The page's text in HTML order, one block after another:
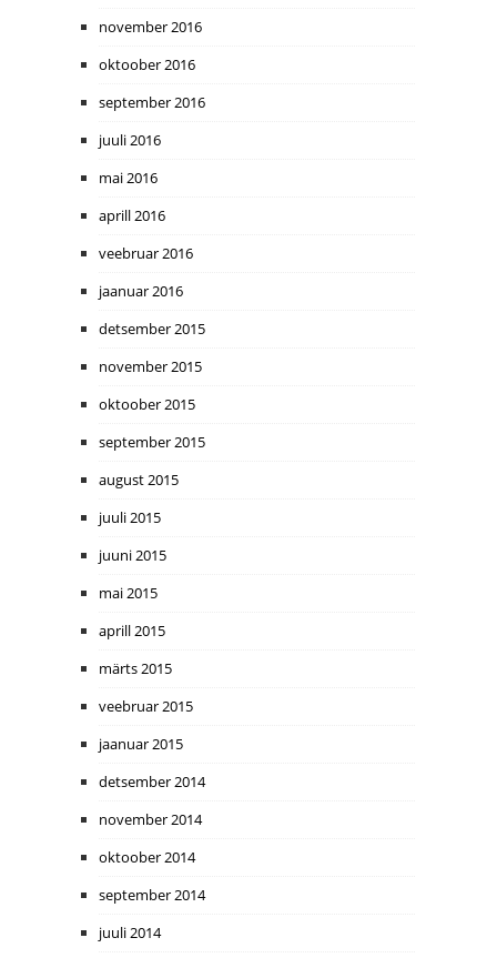
november 2016
oktoober 2016
september 2016
juuli 2016
mai 2016
aprill 2016
veebruar 2016
jaanuar 2016
detsember 2015
november 2015
oktoober 2015
september 2015
august 2015
juuli 2015
juuni 2015
mai 2015
aprill 2015
märts 2015
veebruar 2015
jaanuar 2015
detsember 2014
november 2014
oktoober 2014
september 2014
juuli 2014